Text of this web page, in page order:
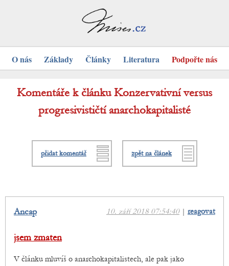
O nás Základy Články Literatura Podpořte nás
Komentáře k článku Konzervativní versus
progresivističtí anarchokapitalisté
přidat komentář zpět na článek
10. září 2018 07:54:40| reagovat
Ancap
jsem zmaten
V článku mluvíš o anarchokapitalistech, ale pak jako